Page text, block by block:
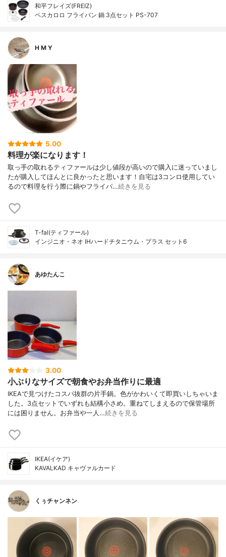
和平フレイズ(FREIZ)
ペスカロロ フライパン 鍋 3点セット PS-707
H M Y
5.00
料理が楽になります！
取っ手の取れるティファールは少し値段が高いので購入に迷っていまし
たが購入してほんとに良かったと思います！自宅は3コンロ使用してい
るので料理を行う際に鍋やフライパ…続きを見る
T-fal(ティファール)
インジニオ・ネオ IHハードチタニウム・プラス セット6
あゆたんこ
3.00
小ぶりなサイズで朝食やお弁当作りに最適
IKEAで見つけたコスパ抜群の片手鍋。色がかわいくて即買いしちゃいま
した。3点セットでいずれも結構小さめ。重ねてしまえるので保管場所
には困りません。お弁当や一人…続きを見る
IKEA(イケア)
KAVALKAD キャヴァルカード
くぅチャンネン